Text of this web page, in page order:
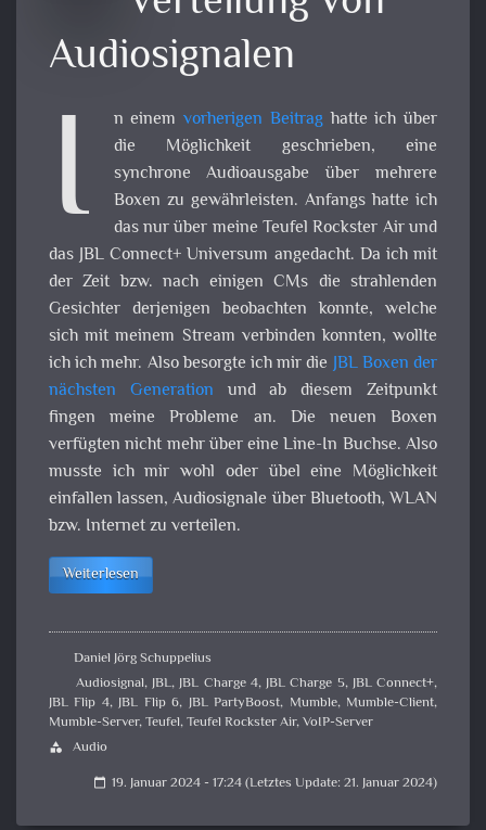
Audiosignalen
I n einemvorherigen Beitraghatte ich über
die Möglichkeit geschrieben, eine
synchrone Audioausgabe über mehrere
Boxen zu gewährleisten. Anfangs hatte ich
das nur über meine Teufel Rockster Air und
das JBL Connect+ Universum angedacht. Da ich mit
der Zeit bzw. nach einigen CMs die strahlenden
Gesichter derjenigen beobachten konnte, welche
sich mit meinem Stream verbinden konnten, wollte
ich ich mehr. Also besorgte ich mir die JBL Boxen der
nächsten Generation und ab diesem Zeitpunkt
fingen meine Probleme an. Die neuen Boxen
verfügten nicht mehr über eine Line-In Buchse. Also
musste ich mir wohl oder übel eine Möglichkeit
einfallen lassen, Audiosignale über Bluetooth, WLAN
bzw. Internet zu verteilen.
Weiterlesen
Daniel Jörg Schuppelius
Audiosignal,JBL,JBL Charge 4,JBL Charge 5, JBL Connect+,
JBL Flip 4,JBL Flip 6, JBL PartyBoost, Mumble, Mumble-Client,
Mumble-Server,Teufel,Teufel Rockster Air,VoIP-Server
category Audio
calendar_today 19. Januar 2024 - 17:24 (Letztes Update: 21. Januar 2024)